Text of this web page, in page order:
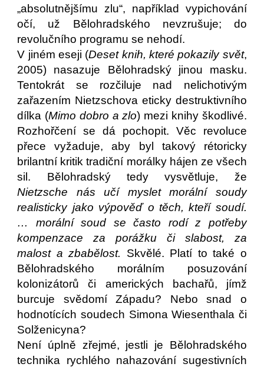
„absolutnějšímu zlu“, například vypichování
očí, už Bělohradského nevzrušuje; do
revolučního programu se nehodí.
V jiném eseji (Deset knih, které pokazily svět,
2005) nasazuje Bělohradský jinou masku.
Tentokrát se rozčiluje nad nelichotivým
zařazením Nietzschova eticky destruktivního
dílka (Mimo dobro a zlo) mezi knihy škodlivé.
Rozhořčení se dá pochopit. Věc revoluce
přece vyžaduje, aby byl takový rétoricky
brilantní kritik tradiční morálky hájen ze všech
sil. Bělohradský tedy vysvětluje, že
Nietzsche nás učí myslet morální soudy
realisticky jako výpověď o těch, kteří soudí.
… morální soud se často rodí z potřeby
kompenzace za porážku či slabost, za
malost a zbabělost.
Skvělé. Platí to také o
Bělohradského morálním posuzování
kolonizátorů či amerických bachařů, jímž
burcuje svědomí Západu? Nebo snad o
hodnotících soudech Simona Wiesenthala či
Solženicyna?
Není úplně zřejmé, jestli je Bělohradského
technika rychlého nahazování sugestivních